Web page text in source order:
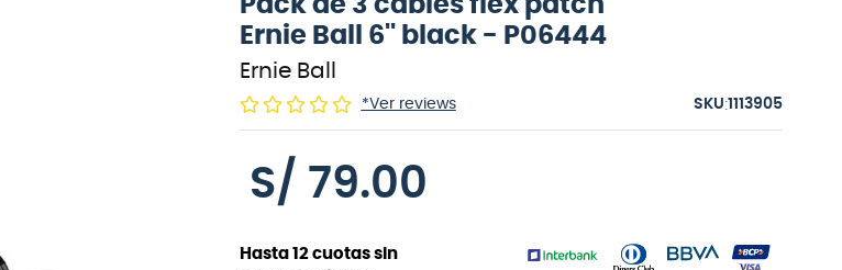
Ernie Ball 6'' black - P06444
Ernie Ball
*Ver reviews :1113905
S/ 79.00
Hasta 12cuotas sin